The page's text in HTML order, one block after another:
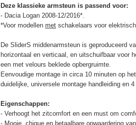
Deze klassieke armsteun is passend voor:
- Dacia Logan 2008-12/2016*.
*Voor modellen metschakelaars voor
De SliderS middenarmsteun is geproduceerd
horizontaal en verticaal, en uitschuifbaar voor
een met velours beklede opbergruimte.
Eenvoudige montage in circa 10 minuten op
duidelijke, universele montage handleiding en 4
Eigenschappen:
- Verhoogt het zitcomfort en een must om
- Mooie, chique en betaalbare opwaardering